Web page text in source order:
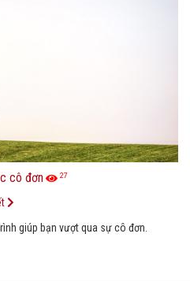
cô đơn 27
giúp bạn vượt qua sự cô đơn.